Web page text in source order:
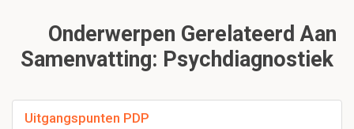
Onderwerpen Gerelateerd Aan
Samenvatting: Psychdiagnostiek
Uitgangspunten PDP